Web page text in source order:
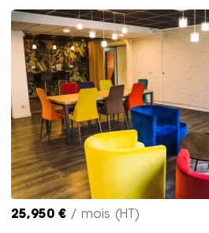
25,950 € / mois (HT)